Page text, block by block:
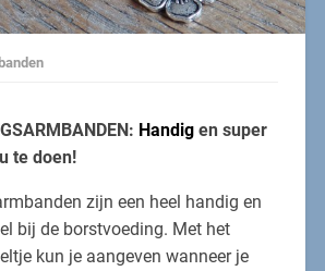
Handigen super
te doen!
zijn een heel handig en
bij de borstvoeding. Met het
kun je aangeven wanneer je